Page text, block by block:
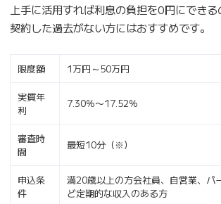
上手に活用すれば利息の負担を0円にでき
契約した過去がない方にはおすすめです。
限度額 1万円～50万円
実質年
利
7.30％〜17.52％
審査時
間
最短10分（※）
申込条
件
満20歳以上の方会社員、自営業、パ
ど定期的な収入のある方